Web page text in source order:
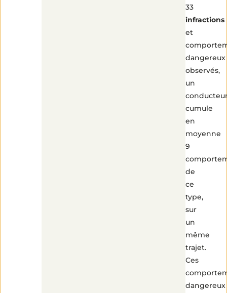
33
infractions
et
dangereux
observés,
un
cumule
en
moyenne
9
de
ce
type,
sur
un
même
trajet.
Ces
dangereux